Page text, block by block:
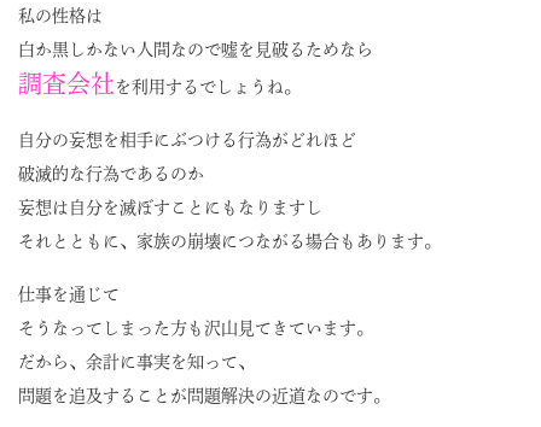
私の性格は
白か黒しかない人間なので嘘を見破るためなら
調査会社 を利用するでしょうね。
自分の妄想を相手にぶつける行為がどれほど
破滅的な行為であるのか
妄想は自分を滅ぼすことにもなりますし
それとともに、家族の崩壊につながる場合もあります。
仕事を通じて
そうなってしまった方も沢山見てきています。
だから、余計に事実を知って、
問題を追及することが問題解決の近道なのです。